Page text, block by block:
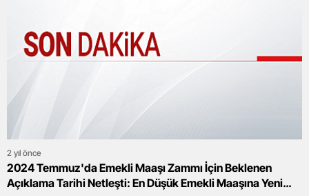
2 yıl önce
2024 Temmuz'da Emekli Maaşı Zammı İçin Beklenen
Açıklama Tarihi Netleşti: En Düşük Emekli Maaşına Yeni